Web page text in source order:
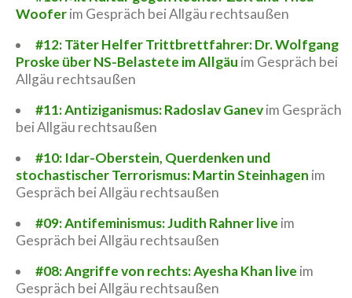
Wooferim Gespräch bei Allgäu rechtsaußen
#12: Täter Helfer Trittbrettfahrer: Dr. Wolfgang
Proske über NS-Belastete im Allgäu im Gespräch bei
Allgäu rechtsaußen
#11: Antiziganismus: Radoslav Ganevim Gespräch
bei Allgäu rechtsaußen
#10: Idar-Oberstein, Querdenken und
stochastischer Terrorismus: Martin Steinhagen im
Gespräch bei Allgäu rechtsaußen
#09: Antifeminismus: Judith Rahner live im
Gespräch bei Allgäu rechtsaußen
#08: Angriffe von rechts: Ayesha Khan live im
Gespräch bei Allgäu rechtsaußen